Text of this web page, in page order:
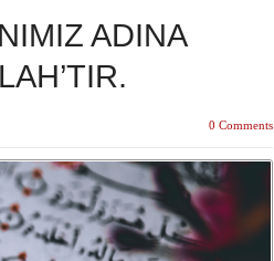
ADINA
0 Comments